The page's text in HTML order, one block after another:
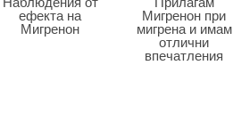
ефекта на
Мигренон
Мигренон при
мигрена и имам
отлични
впечатления